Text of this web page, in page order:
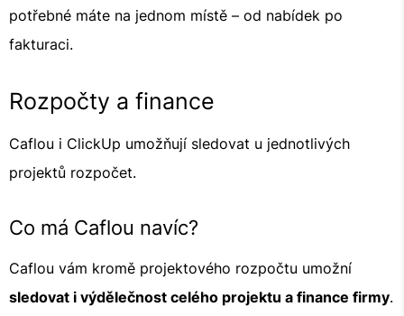
potřebné máte na jednom místě – od nabídek po
fakturaci.
Rozpočty a finance
Caflou i ClickUp umožňují sledovat u jednotlivých
projektů rozpočet.
Co má Caflou navíc?
Caflou vám kromě projektového rozpočtu umožní
sledovat i výdělečnost celého projektu a finance firmy.